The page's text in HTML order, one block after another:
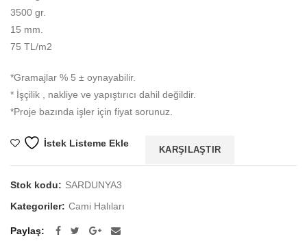
3500 gr.
15 mm.
75 TL/m2
*Gramajlar % 5 ± oynayabilir.
* İşçilik , nakliye ve yapıştırıcı dahil değildir.
*Proje bazında işler için fiyat sorunuz.
İstek Listeme Ekle
KARŞILAŞTIR
Stok kodu: SARDUNYA3
Kategoriler: Cami Halıları
Paylaş